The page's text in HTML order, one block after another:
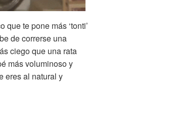
te pone más ‘tonti’
de correrse una
ciego que una rata
más voluminoso y
eres al natural y